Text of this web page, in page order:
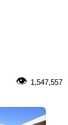
1,547,557